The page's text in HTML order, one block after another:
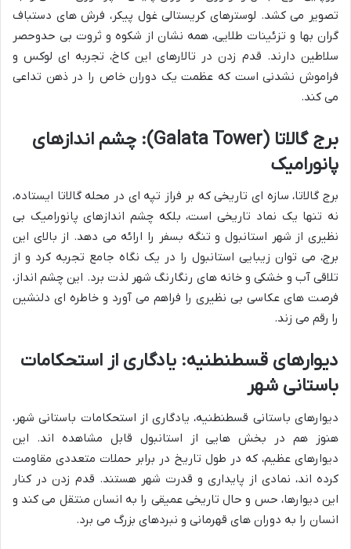
تصویر می کشد. لوسترهای کریستالی غول پیکر، فرش های دستباف
گران بها و تزئینات طلایی، همه نشان از شکوه و ثروت بی حدوحصر
سلاطین دارند. قدم زدن در تالارهای این کاخ، تجربه ای لوکس و
فراموش نشدنی است که عظمت یک دوران خاص را در ذهن تداعی
می کند.
برج گالاتا (Galata Tower): چشم اندازهای
پانورامیک
برج گالاتا، سازه ای تاریخی که بر فراز تپه ای در محله گالاتا ایستاده،
نه تنها یک نماد تاریخی است، بلکه چشم اندازهای پانورامیک بی
نظیری از شهر استانبول و تنگه بسفر را ارائه می دهد. از بالای این
برج، می توان زیبایی استانبول را در یک نگاه جامع تجربه کرد و از
تلاقی آب و خشکی و خانه های رنگارنگ شهر لذت برد. این چشم انداز،
فرصت های عکاسی بی نظیری را فراهم می آورد و خاطره ای دلنشین
را رقم می زند.
دیوارهای قسطنطنیه: یادگاری از استحکامات
باستانی شهر
دیوارهای باستانی قسطنطنیه، یادگاری از استحکامات باستانی شهر،
هنوز هم در بخش هایی از استانبول قابل مشاهده اند. این
دیوارهای عظیم، که در طول تاریخ در برابر حملات متعددی مقاومت
کرده اند، نمادی از پایداری و قدرت شهر هستند. قدم زدن در کنار
این دیوارها، حس و حال تاریخی عمیقی را به انسان منتقل می کند و
انسان را به دوران های قهرمانی و نبردهای بزرگ می برد.